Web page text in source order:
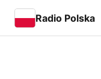
Radio Polska